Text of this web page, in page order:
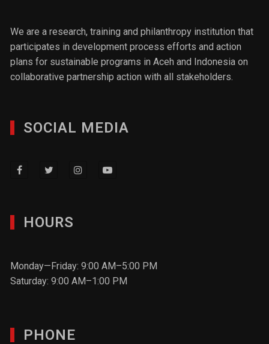
We are a research, training and philanthropy institution that
participates in development process efforts and action
plans for sustainable programs in Aceh and Indonesia on
collaborative partnership action with all stakeholders.
SOCIAL MEDIA
HOURS
Monday—Friday: 9:00 AM–5:00 PM
Saturday: 9:00 AM–1:00 PM
PHONE